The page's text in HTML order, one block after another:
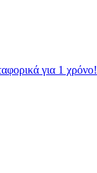
για 1 χρόνο!